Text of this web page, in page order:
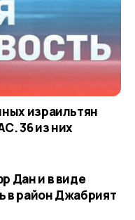
израильтян
36 из них
Дан и в виде
в район Джабрият